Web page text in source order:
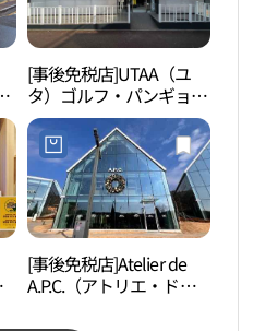
[事後免税店]UTAA（ユ
タ）ゴルフ・パンギョ
（板橋）店(유타골프 판
교점)
[事後免税店]Atelier de
A.P.C.（アトリエ・ド・